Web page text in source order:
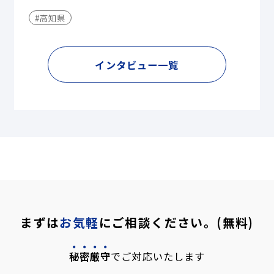
#高知県
インタビュー一覧
まずはお気軽にご相談ください。(無料)
秘密厳守でご対応いたします